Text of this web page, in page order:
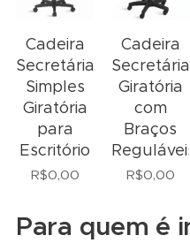
Cadeira
Secretária
Simples
Giratória
para
Escritório
R$0,00
Cadeira
Secretária
Giratória
com
Braços
Reguláveis
R$0,00
Para quem é